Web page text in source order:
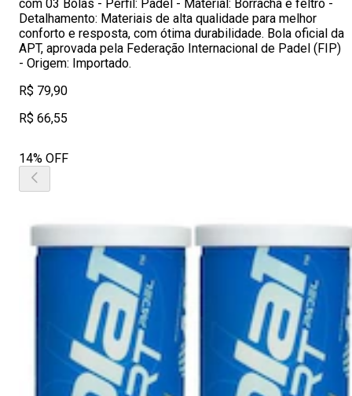
com 03 Bolas - Perfil: Padel - Material: Borracha e feltro -
Detalhamento: Materiais de alta qualidade para melhor
conforto e resposta, com ótima durabilidade. Bola oficial da
APT, aprovada pela Federação Internacional de Padel (FIP)
- Origem: Importado.
R$ 79,90
R$ 66,55
14% OFF